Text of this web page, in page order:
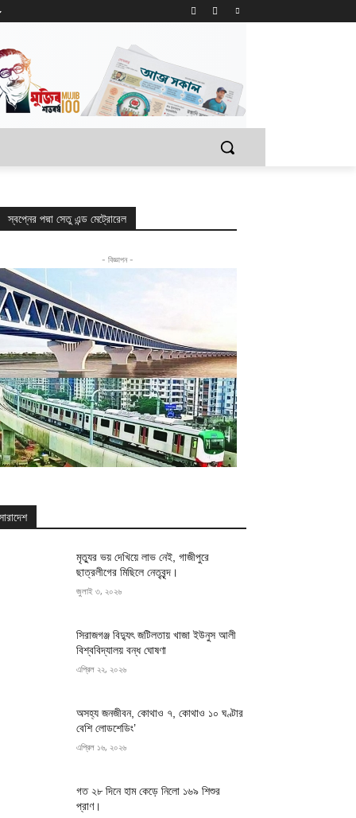
স্বপ্নের পদ্মা সেতু এন্ড মেট্রোরেল
- বিজ্ঞাপন -
মৃত্যুর ভয় দেখিয়ে লাভ নেই, গাজীপুরে
ছাত্রলীগের মিছিলে নেতৃবৃন্দ।
জুলাই ৩, ২০২৬
সিরাজগঞ্জ বিদ্যুৎ জটিলতায় খাজা ইউনুস আলী
বিশ্ববিদ্যালয় বন্ধ ঘোষণা
এপ্রিল ২২, ২০২৬
অসহ্য জনজীবন, কোথাও ৭, কোথাও ১০ ঘণ্টার
বেশি লোডশেডিং’
এপ্রিল ১৬, ২০২৬
গত ২৮ দিনে হাম কেড়ে নিলো ১৬৯ শিশুর
প্রাণ।